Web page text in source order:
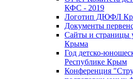
КФС - 2019
Логотип ДЮФЛ
Документы
Сайты и
Крыма
Год детско-
Республике Крым
Конференция